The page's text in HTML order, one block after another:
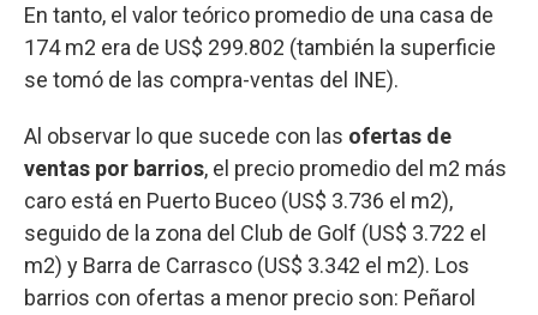
En tanto, el valor teórico promedio de una casa de
174 m2 era de US$ 299.802 (también la superficie
se tomó de las compra-ventas del INE).
Al observar lo que sucede con las ofertas de
ventas por barrios, el precio promedio del m2 más
caro está en Puerto Buceo (US$ 3.736 el m2),
seguido de la zona del Club de Golf (US$ 3.722 el
m2) y Barra de Carrasco (US$ 3.342 el m2). Los
barrios con ofertas a menor precio son: Peñarol